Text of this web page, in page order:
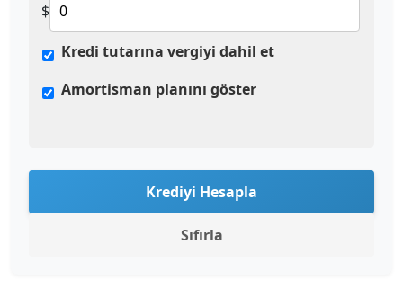
$
Kredi tutarına vergiyi dahil et
Amortisman planını göster
Krediyi Hesapla
Sıfırla